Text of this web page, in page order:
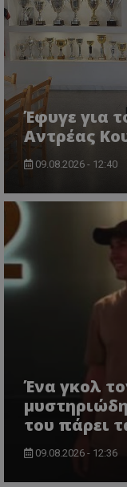
Έφυγε για
Αντρέας
09.08.2026 - 12:40
Ένα γκολ
του πάρει
09.08.2026 - 12:36